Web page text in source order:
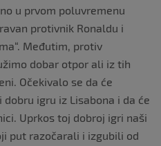
u prvom poluvremenu
protivnik Ronaldu i
Međutim, protiv
dobar otpor ali iz tih
Očekivalo se da će
igru iz Lisabona i da će
Uprkos toj dobroj igri naši
put razočarali i izgubili od